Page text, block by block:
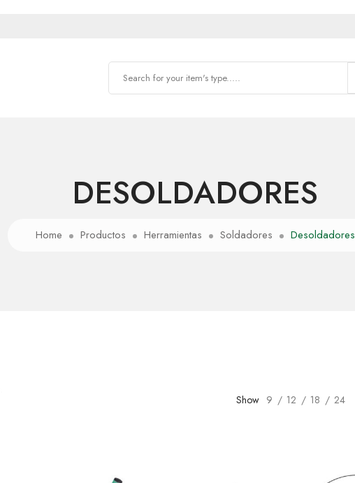
DESOLDADORES
Home Productos Herramientas Soldadores Desoldadores
Show 9 12 18 24